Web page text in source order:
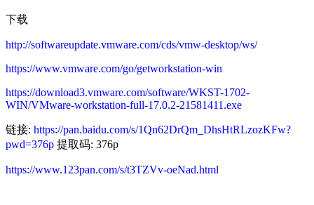
下载
http://softwareupdate.vmware.com/cds/vmw-desktop/ws/
https://www.vmware.com/go/getworkstation-win
https://download3.vmware.com/software/WKST-1702-
WIN/VMware-workstation-full-17.0.2-21581411.exe
链接: https://pan.baidu.com/s/1Qn62DrQm_DhsHtRLzozKFw?
pwd=376p 提取码: 376p
https://www.123pan.com/s/t3TZVv-oeNad.html